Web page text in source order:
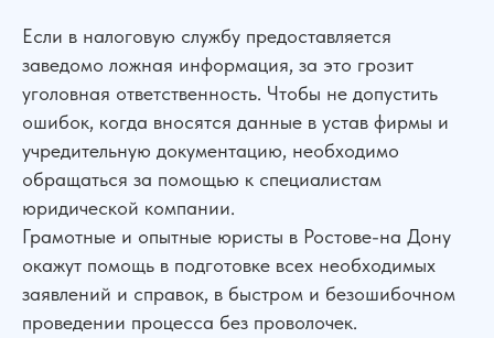
Если в налоговую службу предоставляется
заведомо ложная информация, за это грозит
уголовная ответственность. Чтобы не допустить
ошибок, когда вносятся данные в устав фирмы и
учредительную документацию, необходимо
обращаться за помощью к специалистам
юридической компании.
Грамотные и опытные юристы в Ростове-на Дону
окажут помощь в подготовке всех необходимых
заявлений и справок, в быстром и безошибочном
проведении процесса без проволочек.
УСЛУГИ
России
+7 (961) 304-06-60
Банкротство
АвтоЮрист
Семейные дела
Для Бизнеса
Экспертизы